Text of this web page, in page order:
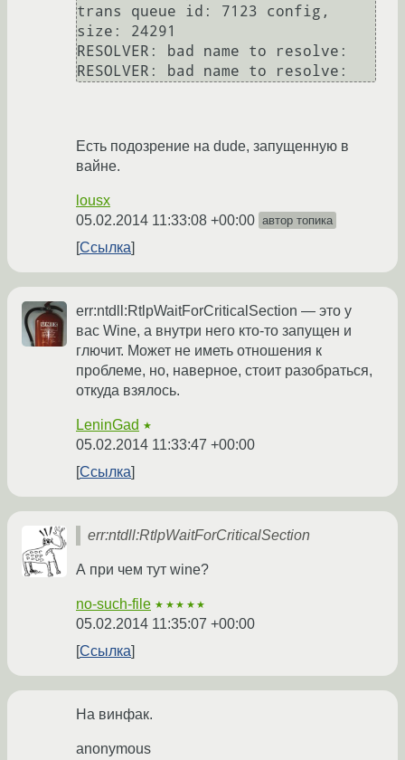
trans queue id: 7123 config,
size: 24291
RESOLVER: bad name to resolve:
RESOLVER: bad name to
Есть подозрение на dude, запущенную в
вайне.
lousx
05.02.2014 11:33:08 +00:00 автор топика
Ссылка
err:ntdll:RtlpWaitForCriticalSection — это у
вас Wine, а внутри него кто-то запущен и
глючит. Может не иметь отношения к
проблеме, но, наверное, стоит разобраться,
откуда взялось.
LeninGad ★
05.02.2014 11:33:47 +00:00
Ссылка
err:ntdll:RtlpWaitForCriticalSection
А при чем тут wine?
no-such-file ★★★★★
05.02.2014 11:35:07 +00:00
Ссылка
На винфак.
anonymous